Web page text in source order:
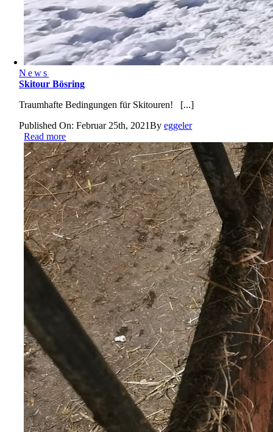
News
Skitour Bösring
Traumhafte Bedingungen für Skitouren! [...]
Published On: Februar 25th, 2021Byeggeler
Read more